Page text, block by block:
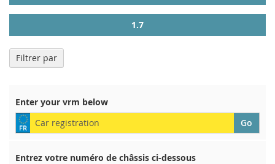
1.7
Enter your vrm below
Entrez votre numéro de châssis ci-dessous
Filtrer par